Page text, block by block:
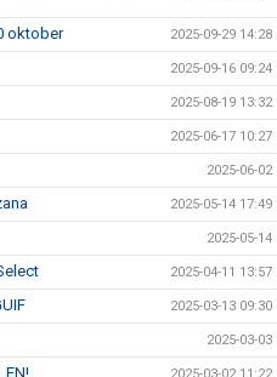
oktober 2025-09-29 14:28
2025-09-16 09:24
2025-08-19 13:32
2025-06-17 10:27
2025-06-02
2025-05-14 17:49
2025-05-14
2025-04-11 13:57
2025-03-13 09:30
2025-03-03